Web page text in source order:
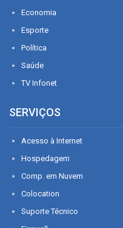
Economia
Esporte
Política
Saúde
TV Infonet
SERVIÇOS
Acesso à Internet
Hospedagem
Comp. em Nuvem
Colocation
Suporte Técnico